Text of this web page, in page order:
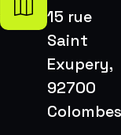
15 rue
Saint
Exupery,
92700
Colombes